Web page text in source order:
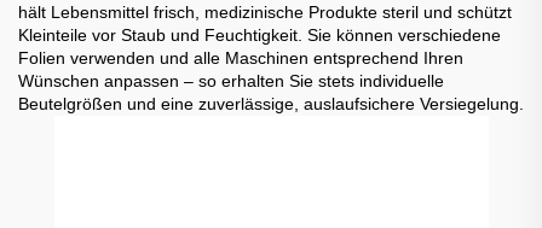
hält Lebensmittel frisch, medizinische Produkte steril und schützt
Kleinteile vor Staub und Feuchtigkeit. Sie können verschiedene
Folien verwenden und alle Maschinen entsprechend Ihren
Wünschen anpassen – so erhalten Sie stets individuelle
Beutelgrößen und eine zuverlässige, auslaufsichere Versiegelung.